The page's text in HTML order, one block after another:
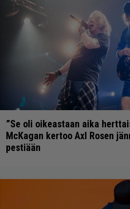
”Se oli oikeastaan aika
McKagan kertoo Axl Rosen
pestiään